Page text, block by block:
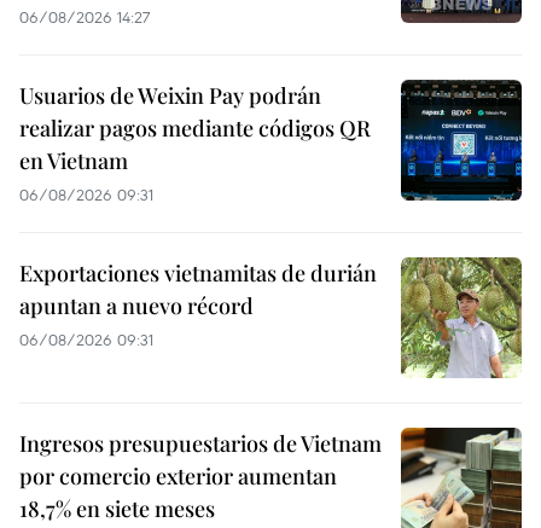
06/08/2026 14:27
Usuarios de Weixin Pay podrán
realizar pagos mediante códigos QR
en Vietnam
06/08/2026 09:31
Exportaciones vietnamitas de durián
apuntan a nuevo récord
06/08/2026 09:31
Ingresos presupuestarios de Vietnam
por comercio exterior aumentan
18,7% en siete meses